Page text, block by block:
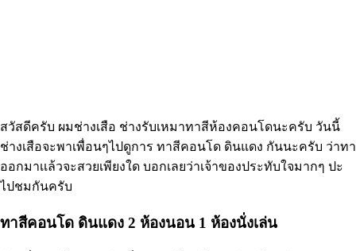
สวัสดีครับ ผมช่างเสือ ช่างรับเหมาทาสีห้องคอนโดนะครับ วันนี้
ช่างเสือจะพาเพื่อนๆไปดูการ ทาสีคอนโด ดินแดง กันนะครับ ว่าทา
ออกมาเเล้วจะสวยเพียงใด บอกเลยว่าเจ้าของประทับใจมากๆ ปะ
ไปชมกันครับ
ทาสีคอนโด ดินแดง 2 ห้องนอน 1 ห้องนั่งเล่น